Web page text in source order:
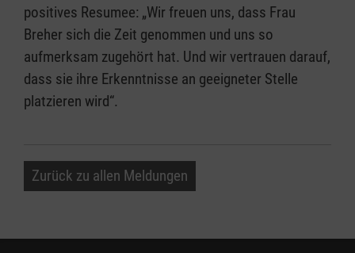
positives Resumee: „Wir freuen uns, dass Frau
Breher sich die Zeit genommen und uns so
aufmerksam zugehört hat. Und wir vertrauen darauf,
dass sie ihre Erkenntnisse an geeigneter Stelle
platzieren wird“.
Zurück zu allen Meldungen